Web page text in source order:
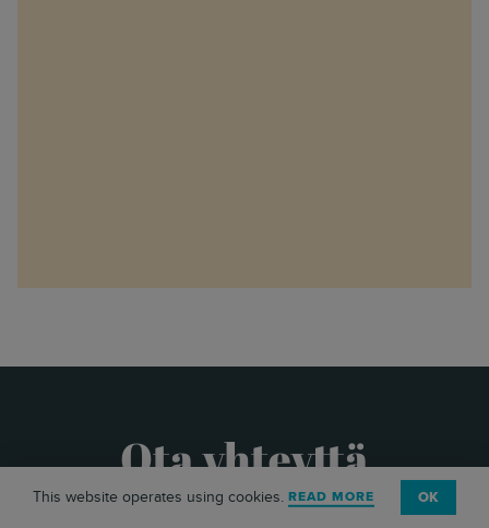
This website operates using cookies. READ MORE OK
Ota yhteyttä